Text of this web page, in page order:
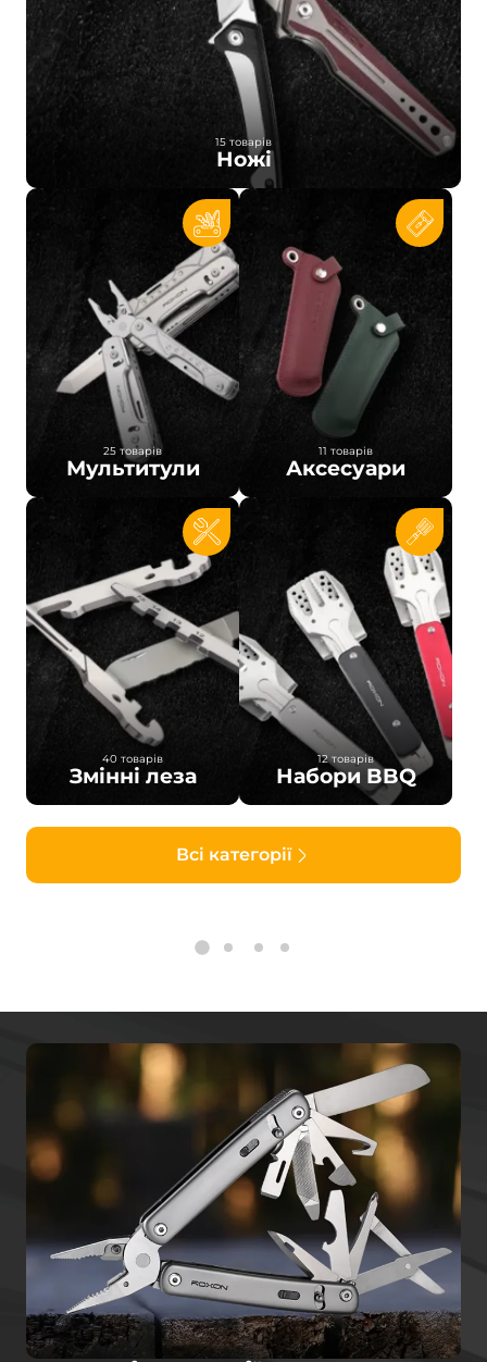
15 товарів
Ножі
25 товарів
Мультитули
11 товарів
Аксесуари
40 товарів
Змінні леза
12 товарів
Набори BBQ
Всі категорії